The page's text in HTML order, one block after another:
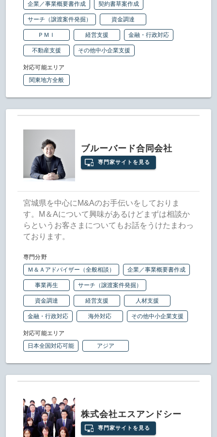
企業／事業概要書作成 契約書草案作成
サーチ（譲渡案件発掘） 資金調達
ＰＭＩ 経営支援 金融・行政対応
不動産支援 その他中小企業支援
対応可能エリア
関東地方全般
ブルーバード合同会社
専門家サイトを見る
宮城県を中心にM&Aのお手伝いをしておりま
す。M＆Aについて興味があるけどまずは相談か
らというお客さまについてもお話をうけたまわっ
ております。
専門分野
Ｍ＆Ａアドバイザー（全般相談）
企業／事業概要書作成
事業再生 サーチ（譲渡案件発掘）
資金調達 経営支援 人材支援
金融・行政対応 海外対応 その他中小企業支援
対応可能エリア
日本全国対応可能
アジア
株式会社エスアンドシー
専門家サイトを見る